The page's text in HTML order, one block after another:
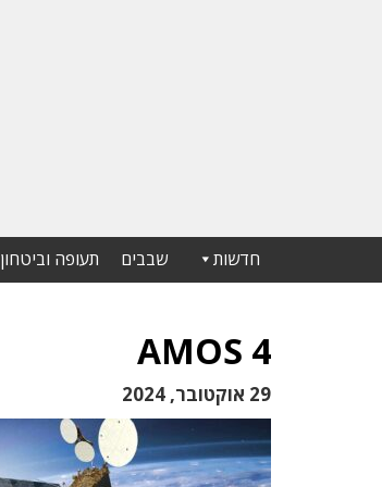
חדשות שבבים תעופה וביטחון
AMOS 4
29 אוקטובר, 2024